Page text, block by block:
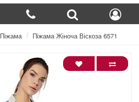
Піжама Піжама Жіноча Віскоза 6571